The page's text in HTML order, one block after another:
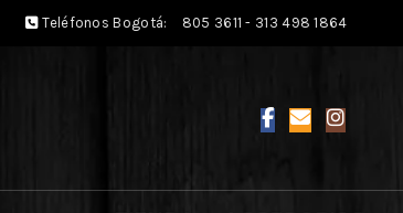
Teléfonos Bogotá: 805 3611 - 313 498 1864